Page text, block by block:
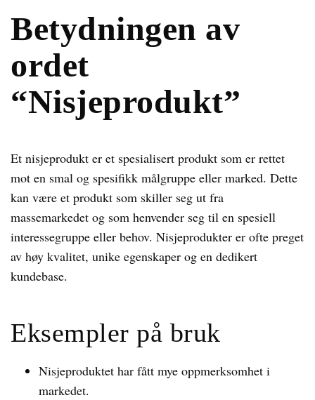
Betydningen av
ordet
“Nisjeprodukt”
Et nisjeprodukt er et spesialisert produkt som er rettet
mot en smal og spesifikk målgruppe eller marked. Dette
kan være et produkt som skiller seg ut fra
massemarkedet og som henvender seg til en spesiell
interessegruppe eller behov. Nisjeprodukter er ofte preget
av høy kvalitet, unike egenskaper og en dedikert
kundebase.
Eksempler på bruk
Nisjeproduktet har fått mye oppmerksomhet i
markedet.